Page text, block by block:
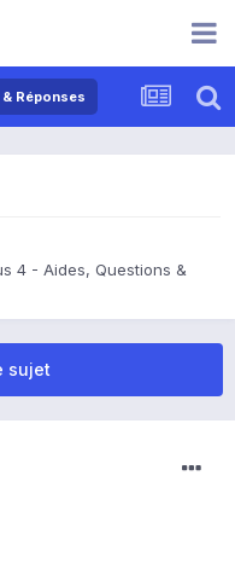
Réponses
4 - Aides, Questions &
sujet